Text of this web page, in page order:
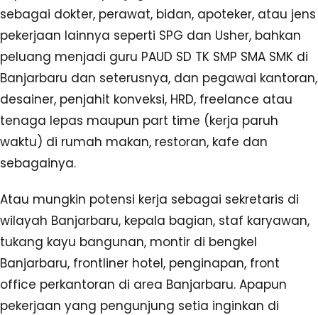
sebagai dokter, perawat, bidan, apoteker, atau jens
pekerjaan lainnya seperti SPG dan Usher, bahkan
peluang menjadi guru PAUD SD TK SMP SMA SMK di
Banjarbaru dan seterusnya, dan pegawai kantoran,
desainer, penjahit konveksi, HRD, freelance atau
tenaga lepas maupun part time (kerja paruh
waktu) di rumah makan, restoran, kafe dan
sebagainya.
Atau mungkin potensi kerja sebagai sekretaris di
wilayah Banjarbaru, kepala bagian, staf karyawan,
tukang kayu bangunan, montir di bengkel
Banjarbaru, frontliner hotel, penginapan, front
office perkantoran di area Banjarbaru. Apapun
pekerjaan yang pengunjung setia inginkan di